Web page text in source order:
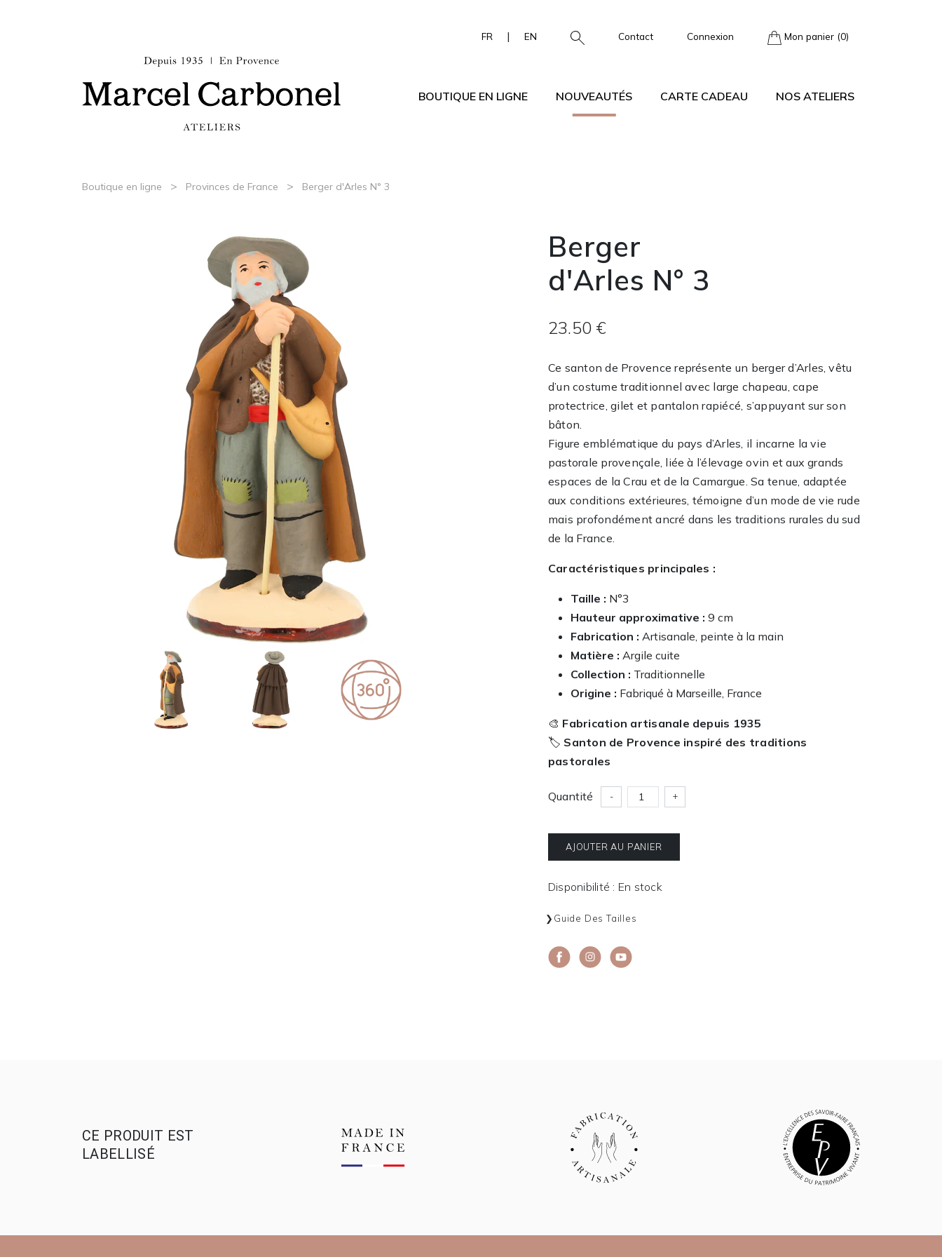
FR | EN Contact Connexion Mon panier (0)
BOUTIQUE EN LIGNE NOUVEAUTÉS CARTE CADEAU NOS ATELIERS
Boutique en ligne > Provinces de France > Berger d'Arles N° 3
Berger
d'Arles N° 3
23.50 €
Ce santon de Provence représente un berger d’Arles, vêtu
d’un costume traditionnel avec large chapeau, cape
protectrice, gilet et pantalon rapiécé, s’appuyant sur son
bâton.
Figure emblématique du pays d’Arles, il incarne la vie
pastorale provençale, liée à l’élevage ovin et aux grands
espaces de la Crau et de la Camargue. Sa tenue, adaptée
aux conditions extérieures, témoigne d’un mode de vie rude
mais profondément ancré dans les traditions rurales du sud
de la France.
Caractéristiques principales :
Taille : N°3
Hauteur approximative : 9 cm
Fabrication : Artisanale, peinte à la main
Matière : Argile cuite
Collection : Traditionnelle
Origine : Fabriqué à Marseille, France
🎨 Fabrication artisanale depuis 1935
🏷️ Santon de Provence inspiré des traditions
pastorales
Quantité - +
AJOUTER AU PANIER
Disponibilité : En stock
Guide Des Tailles
CE PRODUIT EST
LABELLISÉ